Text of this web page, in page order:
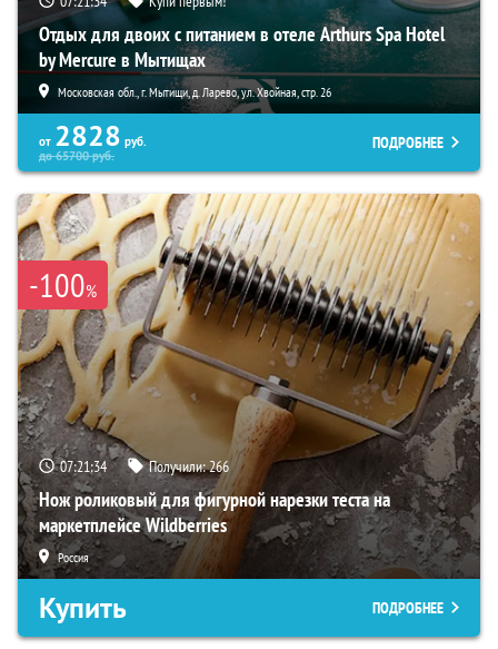
Отдых для двоих с питанием в отеле Arthurs Spa Hotel
by Mercure в Мытищах
Московская обл., г. Мытищи, д. Ларево, ул. Хвойная, стр. 26
от 2828 руб.
до65700руб.
ПОДРОБНЕЕ
-100%
07:21:34 Получили:266
Нож роликовый для фигурной нарезки теста на
маркетплейсе Wildberries
Россия
Купить ПОДРОБНЕЕ